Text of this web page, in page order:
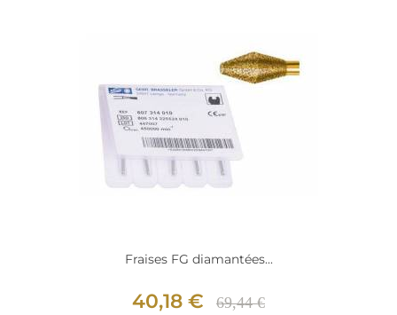
Fraises FG diamantées...
40,18 € 69,44 €